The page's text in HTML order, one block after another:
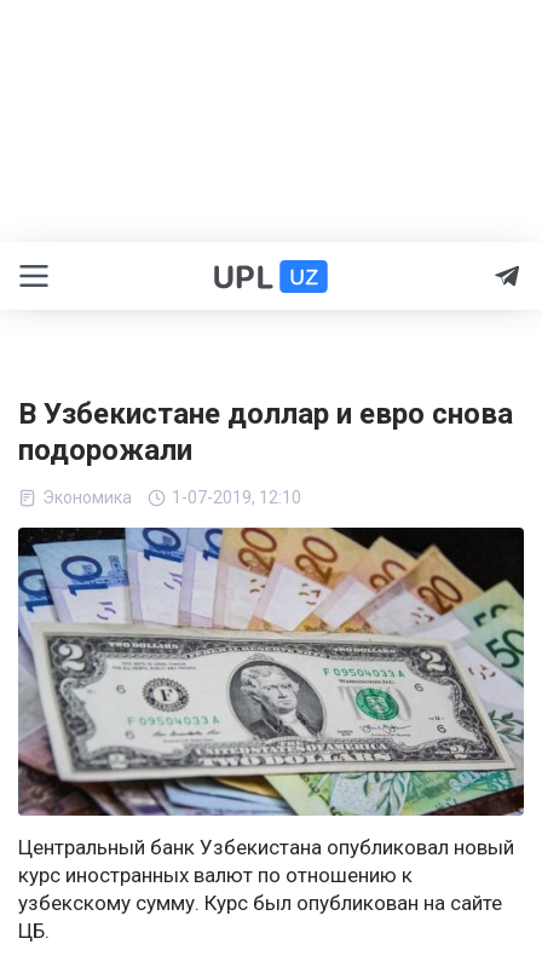
В Узбекистане доллар и евро снова
подорожали
Экономика 1-07-2019, 12:10
Центральный банк Узбекистана опубликовал новый
курс иностранных валют по отношению к
узбекскому сумму. Курс был опубликован на сайте
ЦБ.